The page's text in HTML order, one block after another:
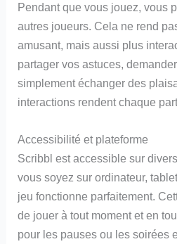
Pendant que vous jouez, vous
autres joueurs. Cela ne rend
amusant, mais aussi plus
partager vos astuces,
simplement échanger des
interactions rendent chaque
Accessibilité et plateforme
Scribbl est accessible sur
vous soyez sur ordinateur,
jeu fonctionne parfaitement.
de jouer à tout moment et en
pour les pauses ou les soirées